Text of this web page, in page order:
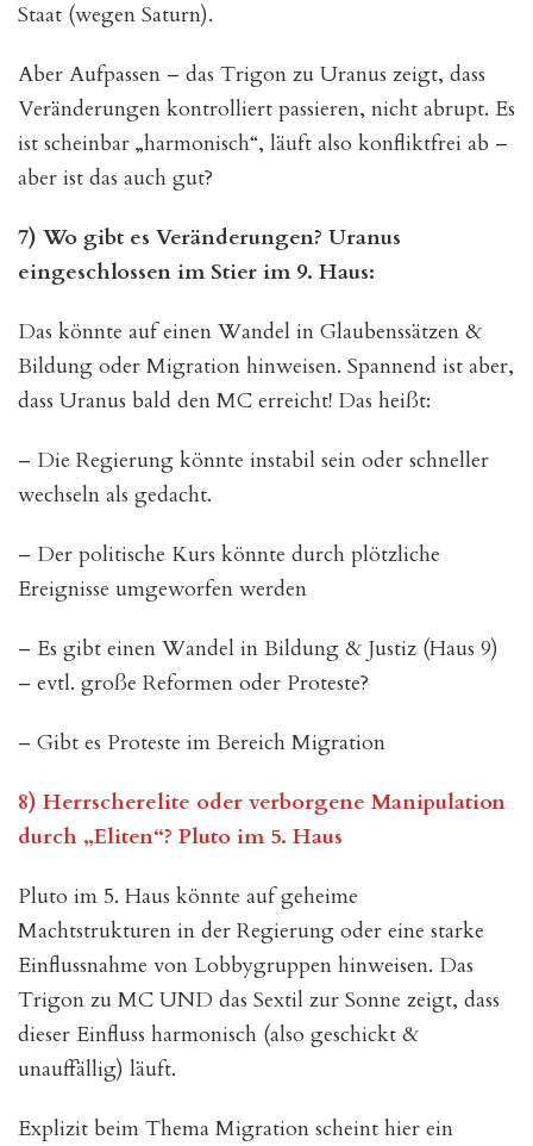
Staat (wegen Saturn).
Aber Aufpassen – das Trigon zu Uranus zeigt, dass
Veränderungen kontrolliert passieren, nicht abrupt. Es
ist scheinbar „harmonisch“, läuft also konfliktfrei ab –
aber ist das auch gut?
7) Wo gibt es Veränderungen? Uranus
eingeschlossen im Stier im 9. Haus:
Das könnte auf einen Wandel in Glaubenssätzen &
Bildung oder Migration hinweisen. Spannend ist aber,
dass Uranus bald den MC erreicht! Das heißt:
– Die Regierung könnte instabil sein oder schneller
wechseln als gedacht.
– Der politische Kurs könnte durch plötzliche
Ereignisse umgeworfen werden
– Es gibt einen Wandel in Bildung & Justiz (Haus 9)
– evtl. große Reformen oder Proteste?
– Gibt es Proteste im Bereich Migration
8) Herrscherelite oder verborgene Manipulation
durch „Eliten“? Pluto im 5. Haus
Pluto im 5. Haus könnte auf geheime
Machtstrukturen in der Regierung oder eine starke
Einflussnahme von Lobbygruppen hinweisen. Das
Trigon zu MC UND das Sextil zur Sonne zeigt, dass
dieser Einfluss harmonisch (also geschickt &
unauffällig) läuft.
Explizit beim Thema Migration scheint hier ein